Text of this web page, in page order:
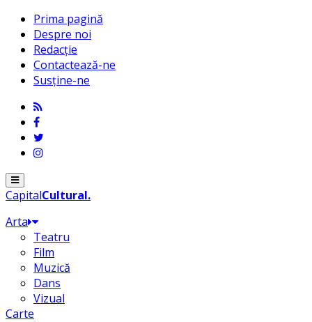
Prima pagină
Despre noi
Redacție
Contactează-ne
Susține-ne
Menu
CapitalCultural.
Arta
Teatru
Film
Muzică
Dans
Vizual
Carte